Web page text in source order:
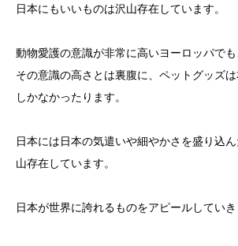
日本にもいいものは沢山存在しています。
動物愛護の意識が非常に高いヨーロッパで
その意識の高さとは裏腹に、ペットグッズ
しかなかったります。
日本には日本の気遣いや細やかさを盛り込
山存在しています。
日本が世界に誇れるものをアピールしていき